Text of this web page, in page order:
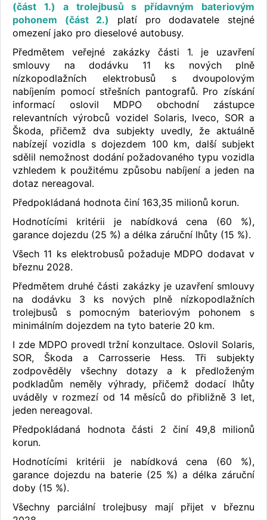
(část 1.) a trolejbusů s přídavným bateriovým
pohonem (část 2.)
platí pro dodavatele stejné
omezení jako pro dieselové autobusy.
Předmětem veřejné zakázky části 1. je uzavření
smlouvy na dodávku 11 ks nových plně
nízkopodlažních elektrobusů s dvoupolovým
nabíjením pomocí střešních pantografů. Pro získání
informací oslovil MDPO obchodní zástupce
relevantních výrobců vozidel Solaris, Iveco, SOR a
Škoda, přičemž dva subjekty uvedly, že aktuálně
nabízejí vozidla s dojezdem 100 km, další subjekt
sdělil nemožnost dodání požadovaného typu vozidla
vzhledem k použitému způsobu nabíjení a jeden na
dotaz nereagoval.
Předpokládaná hodnota činí 163,35 milionů korun.
Hodnotícími kritérii je nabídková cena (60 %),
garance dojezdu (25 %) a délka záruční lhůty (15 %).
Všech 11 ks elektrobusů požaduje MDPO dodavat v
březnu 2028.
Předmětem druhé části zakázky je uzavření smlouvy
na dodávku 3 ks nových plně nízkopodlažních
trolejbusů s pomocným bateriovým pohonem s
minimálním dojezdem na tyto baterie 20 km.
I zde MDPO provedl tržní konzultace. Oslovil Solaris,
SOR, Škoda a Carrosserie Hess. Tři subjekty
zodpověděly všechny dotazy a k předloženým
podkladům neměly výhrady, přičemž dodací lhůty
uváděly v rozmezí od 14 měsíců do přibližně 3 let,
jeden nereagoval.
Předpokládaná hodnota části 2 činí 49,8 milionů
korun.
Hodnotícími kritérii je nabídková cena (60 %),
garance dojezdu na baterie (25 %) a délka záruční
doby (15 %).
Všechny parciální trolejbusy mají přijet v březnu